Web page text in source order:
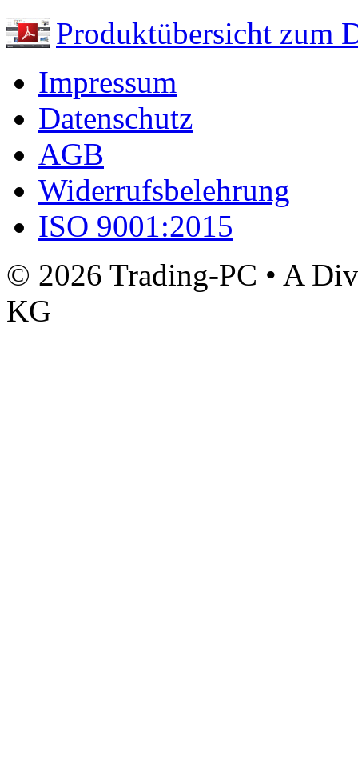
Produktübersicht zum
Impressum
Datenschutz
AGB
Widerrufsbelehrung
ISO 9001:2015
© 2026 Trading-PC • A
KG